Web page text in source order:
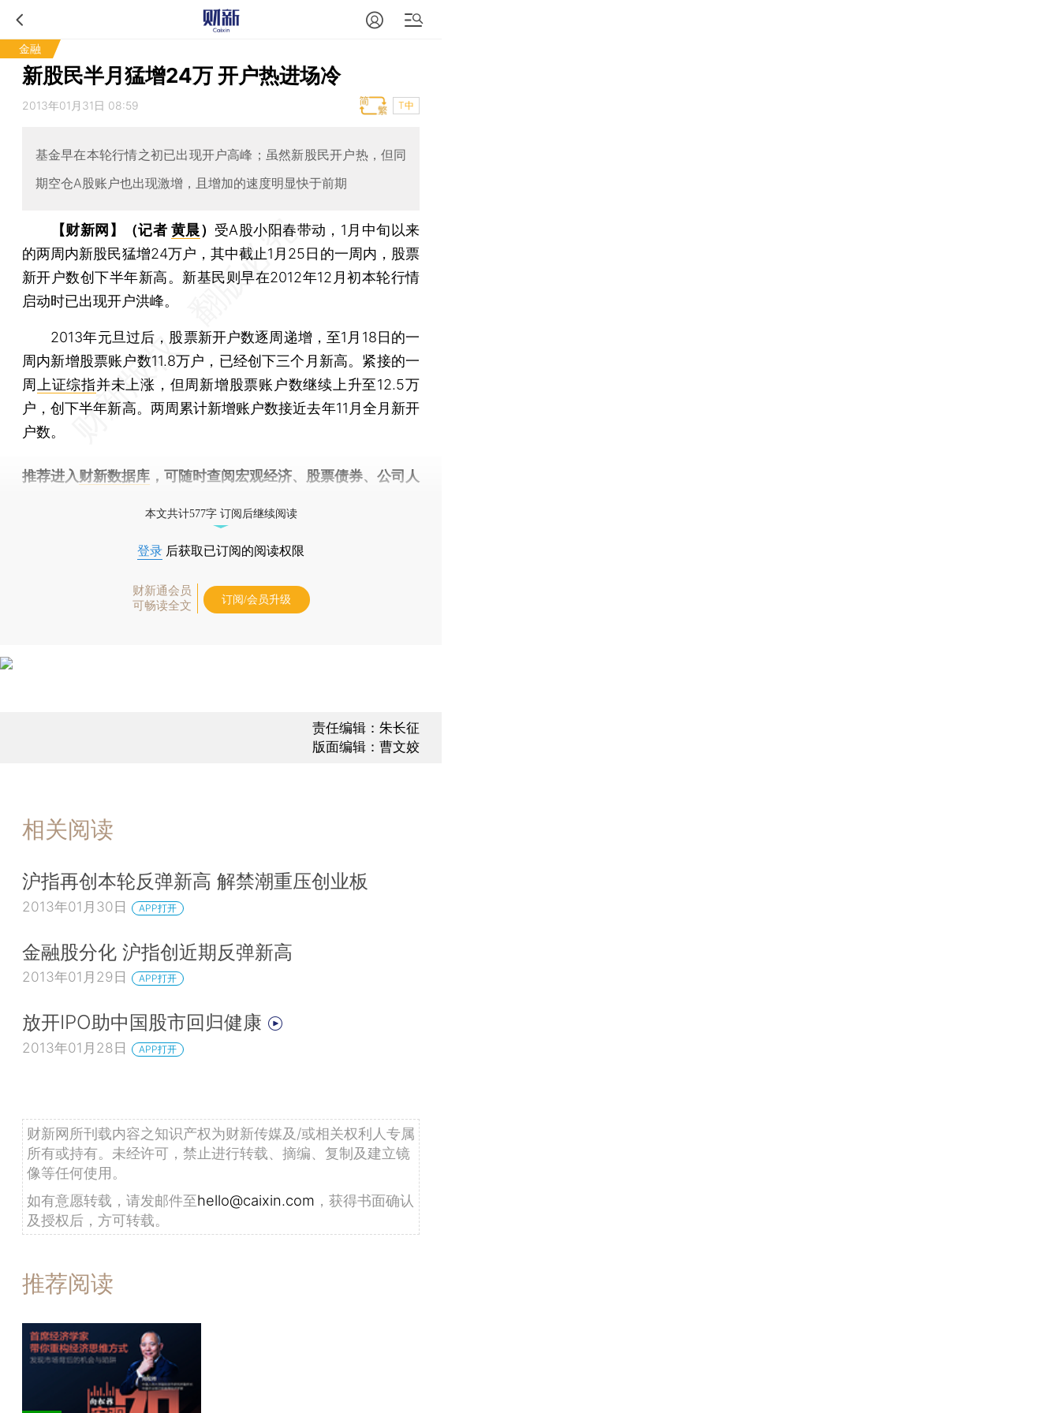
金融
新股民半月猛增24万 开户热进场冷
2013年01月31日 08:59 T中
基金早在本轮行情之初已出现开户高峰；虽然新股民开户热，但同
期空仓A股账户也出现激增，且增加的速度明显快于前期
【财新网】（记者 黄晨） 受A股小阳春带动，1月中旬以来
的两周内新股民猛增24万户，其中截止1月25日的一周内，股票
新开户数创下半年新高。新基民则早在2012年12月初本轮行情
启动时已出现开户洪峰。
2013年元旦过后，股票新开户数逐周递增，至1月18日的一
周内新增股票账户数11.8万户，已经创下三个月新高。紧接的一
周 上证综指并未上涨，但周新增股票账户数继续上升至12.5万
户，创下半年新高。两周累计新增账户数接近去年11月全月新开
户数。
推荐进入财新数据库 ，可随时查阅宏观经济、股票债券、公司人
本文共计577字 订阅后继续阅读
登录 后获取已订阅的阅读权限
财新通会员
可畅读全文
订阅/会员升级
责任编辑：朱长征
版面编辑：曹文姣
相关阅读
沪指再创本轮反弹新高 解禁潮重压创业板
2013年01月30日 APP打开
金融股分化 沪指创近期反弹新高
2013年01月29日 APP打开
放开IPO助中国股市回归健康
2013年01月28日 APP打开
财新网所刊载内容之知识产权为财新传媒及/或相关权利人专属
所有或持有。未经许可，禁止进行转载、摘编、复制及建立镜
像等任何使用。
如有意愿转载，请发邮件至hello@caixin.com ，获得书面确认
及授权后，方可转载。
推荐阅读